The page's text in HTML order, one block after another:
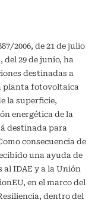
2006, de 21 de julio
del 29 de junio, ha
destinadas a
planta fotovoltaica
la superficie,
energética de la
destinada para
consecuencia de
una ayuda de
al IDAE y a la Unión
en el marco del
dentro del